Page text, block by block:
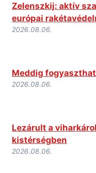
Zelenszkij: aktív
európai
2026.08.06.
Meddig
2026.08.06.
Lezárult a
kistérségben
2026.08.06.